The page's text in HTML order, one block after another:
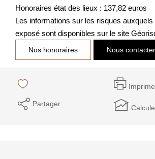
Honoraires état des lieux : 137,82 euros
Les informations sur les risques
exposé sont disponibles sur le site
Nos honoraires Nous contacter
Partager